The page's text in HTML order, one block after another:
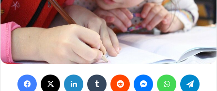
Facebook LinkedIn Tumblr Reddit MessengerWhatsApp